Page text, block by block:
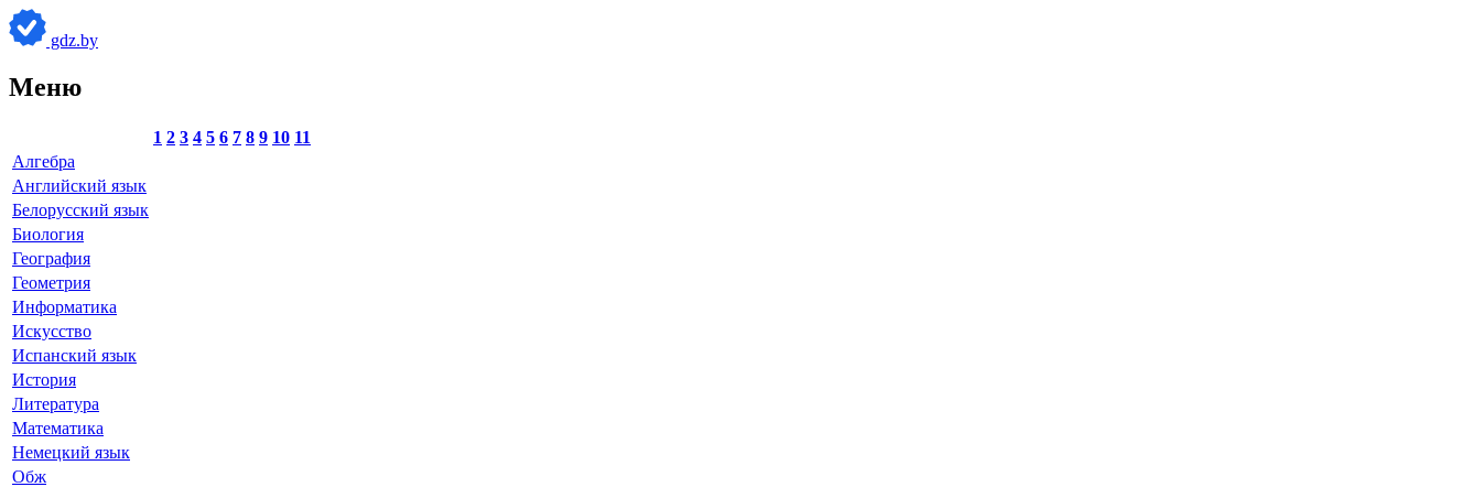
gdz.by
Меню
1 2 3 4 5 6 7 8 9 10 11
Алгебра
Английский язык
Белорусский язык
Биология
География
Геометрия
Информатика
Искусство
Испанский язык
История
Литература
Математика
Немецкий язык
Обж